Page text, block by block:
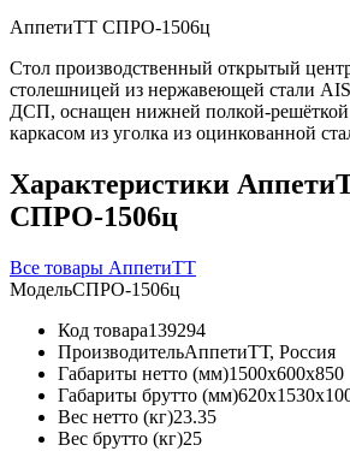
АппетиТТ СПРО-1506ц
Стол производственный открытый
столешницей из нержавеющей стали
ДСП, оснащен нижней полкой-
каркасом из уголка из оцинкованной
Характеристики
СПРО-1506ц
Все товары АппетиТТ
МодельСПРО-1506ц
Код товара139294
ПроизводительАппетиТТ, Россия
Габариты нетто (мм)1500x600x850
Габариты брутто (мм)
Вес нетто (кг)23.35
Вес брутто (кг)25